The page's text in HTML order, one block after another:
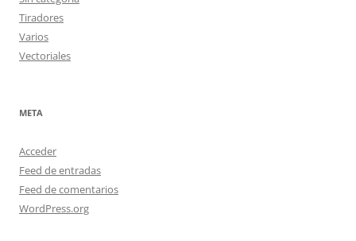
Tiradores
Varios
Vectoriales
META
Acceder
Feed de entradas
Feed de comentarios
WordPress.org